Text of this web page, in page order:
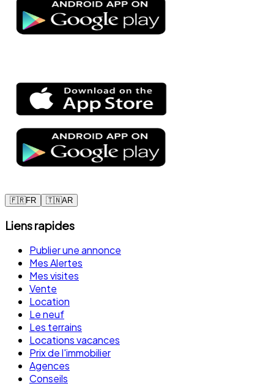
🇫🇷FR 🇹🇳AR
Liens rapides
Publier une annonce
Mes Alertes
Mes visites
Vente
Location
Le neuf
Les terrains
Locations vacances
Prix de l'immobilier
Agences
Conseils